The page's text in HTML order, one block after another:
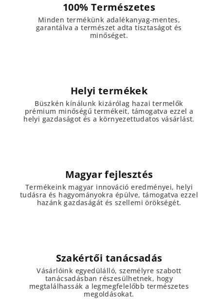
100% Természetes
Minden termékünk adalékanyag-mentes,
garantálva a természet adta tisztaságot és
minőséget.
Helyi termékek
Büszkén kínálunk kizárólag hazai termelők
prémium minőségű termékeit, támogatva ezzel a
helyi gazdaságot és a környezettudatos vásárlást.
Magyar fejlesztés
Termékeink magyar innováció eredményei, helyi
tudásra és hagyományokra épülve, támogatva ezzel
hazánk gazdaságát és szellemi örökségét.
Szakértői tanácsadás
Vásárlóink egyedülálló, személyre szabott
tanácsadásban részesülhetnek, hogy
megtalálhassák a legmegfelelőbb természetes
megoldásokat.